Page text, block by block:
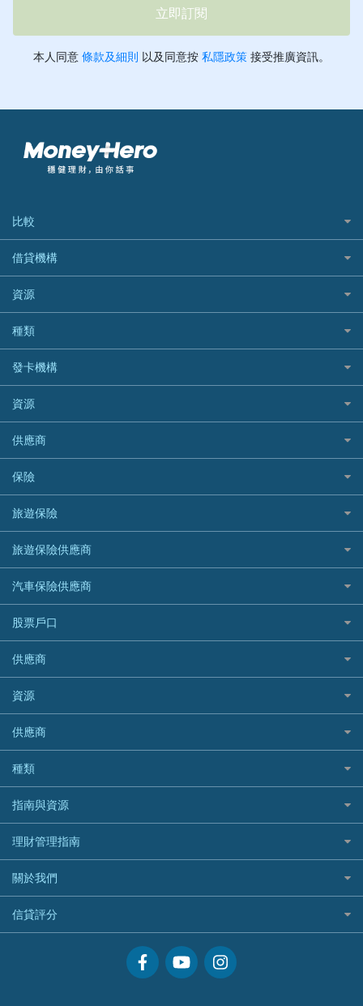
比較
私人貸款比較
稅季/稅務貸款
網上貸款
結餘轉戶(清卡數貸款)
銀行貸款
財務公司貸款
免入息貸款
免TU貸款
急借錢
緊急貸款比較
最佳小額貸款比較
易批必批貸款
24小時貸款
最佳循環貸款
借貸機構
BEA 東亞銀行
BOC 中國銀行
Cashing Pro 優尚信貸
CCB(Asia) 中國建設銀行 (亞洲)
Citibank 花旗銀行
CNCBI 信銀國際
CreFIT 維信
DBS 星展銀行
DSB 大新銀行
HSBC 滙豐銀行貸款
K Cash 貸款
Mox 銀行
National Resources 中潤物業按揭
OCBC 華僑銀行
PrimeCredit 安信信貸
Promise 邦民日本財務
Rabbit Credit月兔信貸
Standard Chartered 渣打銀行
UA 亞洲聯合財務
WeLab Bank
WeLend 貸款
資源
如何申請個人貸款
如何管理個人貸款
個人貸款有用資訊
清卡數貸款教學
循環貸款教學
個人化貸款產品推介 🔥全新
債務重組一覽
供樓利息扣稅
最佳貸款app
種類
網購優惠
精選外幣網購信用卡
尊尚信用卡
公司信用卡
電子錢包信用卡
日本遊信用卡攻略
韓國遊信用卡攻略
台灣遊信用卡攻略
機場貴賓室信用卡
銀聯信用卡
高獎賞信用卡推薦
酒店信用卡
發卡機構
Citibank花旗銀行
AE美國運通
DBS星展銀行
HSBC滙豐銀行
Mox
信銀國際
大新銀行
恒生銀行
Standard Chartered渣打銀行
東亞銀行
SIM
Airwallex信用卡
資源
Black Friday優惠
淘寶付款方式
一田購物優惠日
SOGO感謝祭
HKTVmall優惠碼
交稅優惠
酒店優惠碼
機票優惠碼
供應商
八達通自動增值信用卡
保險
旅遊保險
汽車保險
家居保險
家傭保險
寵物保險
定期人壽保險
危疾保險
年金資訊
樓宇火險
旅遊保險
日本旅遊保險及資訊
泰國旅遊保險及資訊
台灣旅遊保險及資訊
韓國旅遊保險及資訊
歐洲旅遊保險及資訊
越南旅遊保險及資訊
澳洲旅遊保險及資訊
長者嘆世界
家庭親子遊
自駕遊比較
相機有得保
專為孕婦設計的最佳旅遊保險
最佳滑雪旅遊保險
最適合BB的旅遊保險
旅遊保險供應商
AXA 安盛
AIG 美亞
Allianz 安聯
Allied World 世聯
Avo
中國銀行
Bolttech 保特
Blue Cross 藍十字
中國平安
HSBC滙豐銀行
MSIG 三井住友
Prudential 保誠
QBE 昆士蘭
Starr
汽車保險供應商
大新汽車保險
中銀汽車保險
Allianz安聯汽車保險
bolttech保障汽車保險
Zurich蘇黎世汽車保險
QBE昆士蘭汽車保險
平安汽車保險
股票戶口
富途證券
IB盈透證券
老虎證券
uSMART 盈立證券
華盛証券
長橋證券
WeBull微牛證券
漲樂全球通｜華泰國際
OSL
供應商
富途牛牛好唔好？
Webull微牛證券好唔好？
Longbridge長橋證券好唔好？
老虎證券好唔好？
華盛証券好唔好？
漲樂全球通好唔好？
IB盈透證券好唔好？
盈立證券 uSMART 好唔好？
Stashaway好唔好？
資源
股票戶口開戶
證券行邊間好？
港股5隻高息ETF精選
什麼是ETF？
香港30大高息股排行
黃金ETF懶人包
最值得注意的比特幣ETF
選股策略：五步調查攻略
供應商
銀行戶口比較
尊尚銀行戶口
Citi Plus
中信銀行inMotion
Airwallex銀行
種類
定期存款
港元定存
人民幣定存
美元定存
英鎊定存
澳元定存
指南與資源
理財資訊
識慳識賺
債務管理
投資理財
置業安居
理財管理指南
常用相關詞彙
MoneyHero電子報
所有合作銀行或機構
關於我們
服務承諾
網上支援
信貸評分